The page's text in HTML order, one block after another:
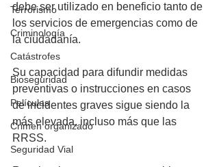
Terrorismo
Criminología
Catástrofes
Bioseguridad
Películas
Crimen organizado
Seguridad Vial
debe ser utilizado en beneficio tanto de
los servicios de emergencias como de
la ciudadanía.
Su capacidad para difundir medidas
preventivas o instrucciones en casos
de incidentes graves sigue siendo la
más elevada, incluso más que las
RRSS.